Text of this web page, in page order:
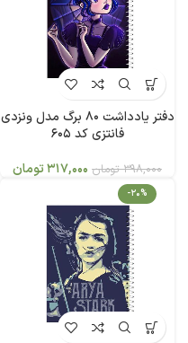
دفتر یادداشت 80 برگ مدل ونزدی
فانتزی کد 605
398,000 تومان 317,000تومان
-20%